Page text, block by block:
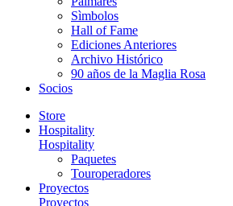
Sìmbolos
Hall of Fame
Ediciones Anteriores
Archivo Histórico
90 años de la Maglia Rosa
Socios
Store
Hospitality
Hospitality
Paquetes
Touroperadores
Proyectos
Proyectos